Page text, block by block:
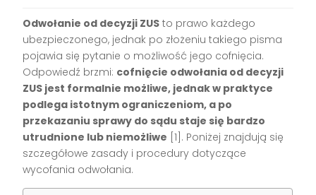
Odwołanie od decyzji ZUS to prawo każdego
ubezpieczonego, jednak po złożeniu takiego pisma
pojawia się pytanie o możliwość jego cofnięcia.
Odpowiedź brzmi: cofnięcie odwołania od decyzji
ZUS jest formalnie możliwe, jednak w praktyce
podlega istotnym ograniczeniom, a po
przekazaniu sprawy do sądu staje się bardzo
utrudnione lub niemożliwe [1]. Poniżej znajdują się
szczegółowe zasady i procedury dotyczące
wycofania odwołania.